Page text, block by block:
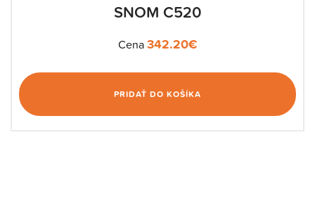
SNOM C520
Cena342.20€
PRIDAŤ DO KOŠÍKA